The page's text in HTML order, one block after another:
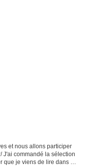
et nous allons participer
J'ai commandé la sélection
je viens de lire dans la